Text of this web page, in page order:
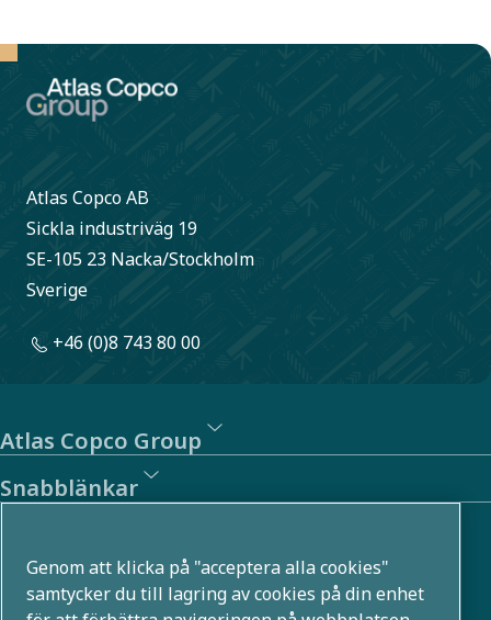
Atlas Copco AB
Sickla industriväg 19
SE-105 23 Nacka/Stockholm
Sverige
+46 (0)8 743 80 00
Atlas Copco Group
Snabblänkar
Atlas Copco Group utvecklar innovativa lösningar i flera
Genom att klicka på "acceptera alla cookies"
samtycker du till lagring av cookies på din enhet